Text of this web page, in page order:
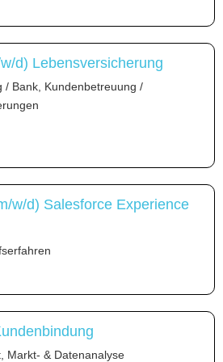
d) Lebensversicherung
/ Bank, Kundenbetreuung /
w/d) Salesforce Experience
Markt- & Datenanalyse